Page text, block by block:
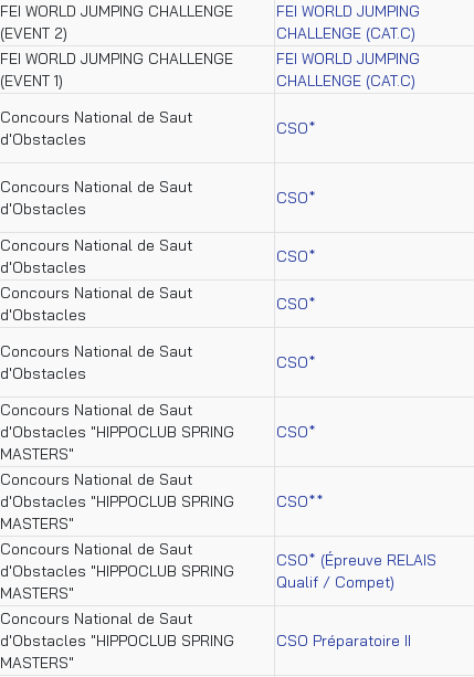
FEI WORLD JUMPING CHALLENGE
(EVENT 2)
FEI WORLD JUMPING
CHALLENGE (CAT.C)
FEI WORLD JUMPING CHALLENGE
(EVENT 1)
FEI WORLD JUMPING
CHALLENGE (CAT.C)
Concours National de Saut
d'Obstacles
CSO*
Concours National de Saut
d'Obstacles
CSO*
Concours National de Saut
d'Obstacles
CSO*
Concours National de Saut
d'Obstacles
CSO*
Concours National de Saut
d'Obstacles
CSO*
Concours National de Saut
d'Obstacles "HIPPOCLUB SPRING
MASTERS"
CSO*
Concours National de Saut
d'Obstacles "HIPPOCLUB SPRING
MASTERS"
CSO**
Concours National de Saut
d'Obstacles "HIPPOCLUB SPRING
MASTERS"
CSO* (Épreuve RELAIS
Qualif / Compet)
Concours National de Saut
d'Obstacles "HIPPOCLUB SPRING
MASTERS"
CSO Préparatoire II